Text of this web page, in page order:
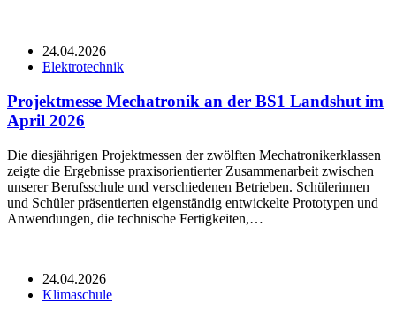
24.04.2026
Elektrotechnik
Projektmesse Mechatronik an der BS1 Landshut im
April 2026
Die diesjährigen Projektmessen der zwölften Mechatronikerklassen
zeigte die Ergebnisse praxisorientierter Zusammenarbeit zwischen
unserer Berufsschule und verschiedenen Betrieben. Schülerinnen
und Schüler präsentierten eigenständig entwickelte Prototypen und
Anwendungen, die technische Fertigkeiten,…
24.04.2026
Klimaschule